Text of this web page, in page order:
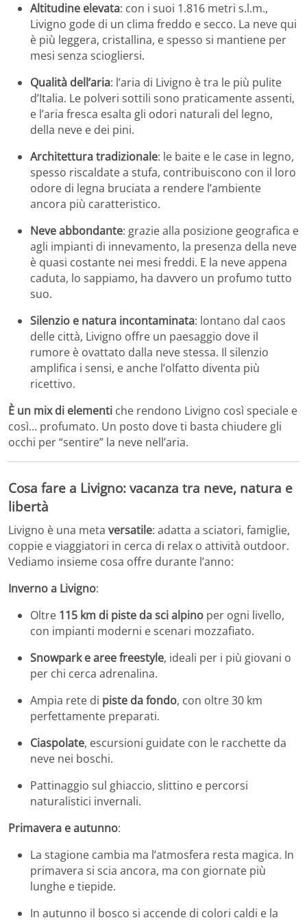
Altitudine elevata: con i suoi 1.816 metri s.l.m.,
Livigno gode di un clima freddo e secco. La neve qui
è più leggera, cristallina, e spesso si mantiene per
mesi senza sciogliersi.
Qualità dell’aria: l’aria di Livigno è tra le più pulite
d’Italia. Le polveri sottili sono praticamente assenti,
e l’aria fresca esalta gli odori naturali del legno,
della neve e dei pini.
Architettura tradizionale: le baite e le case in legno,
spesso riscaldate a stufa, contribuiscono con il loro
odore di legna bruciata a rendere l’ambiente
ancora più caratteristico.
Neve abbondante: grazie alla posizione geografica e
agli impianti di innevamento, la presenza della neve
è quasi costante nei mesi freddi. E la neve appena
caduta, lo sappiamo, ha davvero un profumo tutto
suo.
Silenzio e natura incontaminata: lontano dal caos
delle città, Livigno offre un paesaggio dove il
rumore è ovattato dalla neve stessa. Il silenzio
amplifica i sensi, e anche l’olfatto diventa più
ricettivo.
È un mix di elementi che rendono Livigno così speciale e
così… profumato. Un posto dove ti basta chiudere gli
occhi per “sentire” la neve nell’aria.
Cosa fare a Livigno: vacanza tra neve, natura e
libertà
Livigno è una meta versatile: adatta a sciatori, famiglie,
coppie e viaggiatori in cerca di relax o attività outdoor.
Vediamo insieme cosa offre durante l’anno:
Inverno a Livigno:
Oltre 115 km di piste da sci alpino per ogni livello,
con impianti moderni e scenari mozzafiato.
Snowpark e aree freestyle, ideali per i più giovani o
per chi cerca adrenalina.
Ampia rete di piste da fondo, con oltre 30 km
perfettamente preparati.
Ciaspolate, escursioni guidate con le racchette da
neve nei boschi.
Pattinaggio sul ghiaccio, slittino e percorsi
naturalistici invernali.
Primavera e autunno:
La stagione cambia ma l’atmosfera resta magica. In
primavera si scia ancora, ma con giornate più
lunghe e tiepide.
In autunno il bosco si accende di colori caldi e la